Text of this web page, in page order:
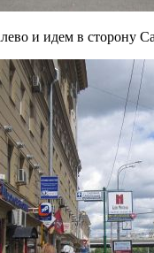
и идем в сторону